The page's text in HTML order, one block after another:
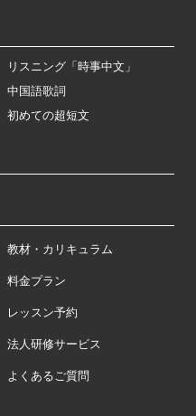
リスニング「時事中文」
中国語歌詞
初めての超短文
教材・カリキュラム
料金プラン
レッスン予約
法人研修サービス
よくあるご質問